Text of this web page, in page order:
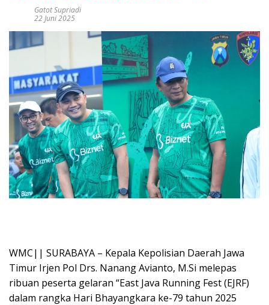
Gatot Supriadi
22 Juni 2025
WMC|| SURABAYA – Kepala Kepolisian Daerah Jawa
Timur Irjen Pol Drs. Nanang Avianto, M.Si melepas
ribuan peserta gelaran “East Java Running Fest (EJRF)
dalam rangka Hari Bhayangkara ke-79 tahun 2025